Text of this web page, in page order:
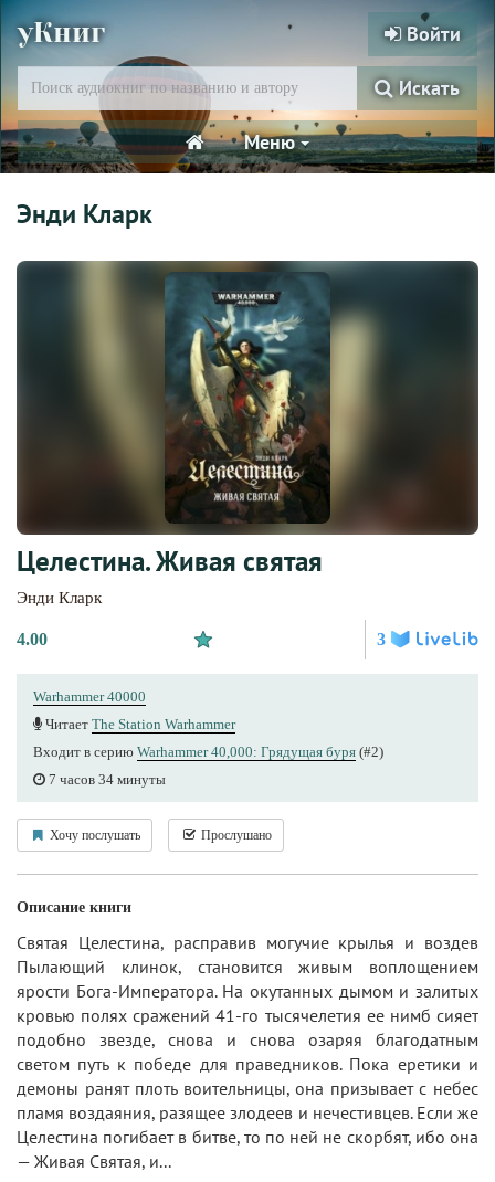
уКниг Войти
Искать
Меню
Энди Кларк
Целестина. Живая святая
Энди Кларк
4.00 3
Warhammer 40000
Читает The Station Warhammer
Входит в серию Warhammer 40,000: Грядущая буря (#2)
7 часов 34 минуты
Хочу послушать Прослушано
Описание книги
Святая Целестина, расправив могучие крылья и воздев
Пылающий клинок, становится живым воплощением
ярости Бога-Императора. На окутанных дымом и залитых
кровью полях сражений 41-го тысячелетия ее нимб сияет
подобно звезде, снова и снова озаряя благодатным
светом путь к победе для праведников. Пока еретики и
демоны ранят плоть воительницы, она призывает с небес
пламя воздаяния, разящее злодеев и нечестивцев. Если же
Целестина погибает в битве, то по ней не скорбят, ибо она
— Живая Святая, и...